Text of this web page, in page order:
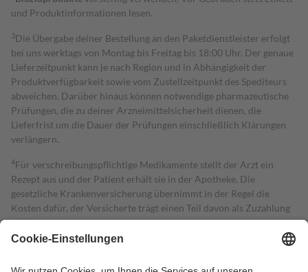
und Produktinformationen lesen.
3Die Übergabe deiner Bestellung an den Paketdienstleister erfolgt
bei uns werktags von Montag bis Freitag bis 18:00 Uhr. Der genaue
Lieferzeitpunkt kann je nach Region und in Abhängigkeit der
Produktverfügbarkeit sowie vom Zustellzeitpunkt des Spediteurs
abweichen. Darüber hinaus können notwendige pharmazeutische
Prüfungen, die zu deiner Arzneimittelsicherheit dienen, die
Lieferfrist um die Dauer der Prüfungen einschließlich Klärungen
verlängern.
4Für verschreibungspflichtige Medikamente stellt der Arzt ein
Rezept aus und der Patient erhält sie in der Apotheke. Die
gesetzliche Krankenversicherung übernimmt in der Regel die
Kosten dafür, der Versicherte trägt einen Teil davon als Zuzahlung
mit.
Grundsätzlich leisten Mitglieder Zuzahlungen in Höhe von zehn
höchstens zehn Euro.
Es sind jedoch nie mehr als die tatsächlichen